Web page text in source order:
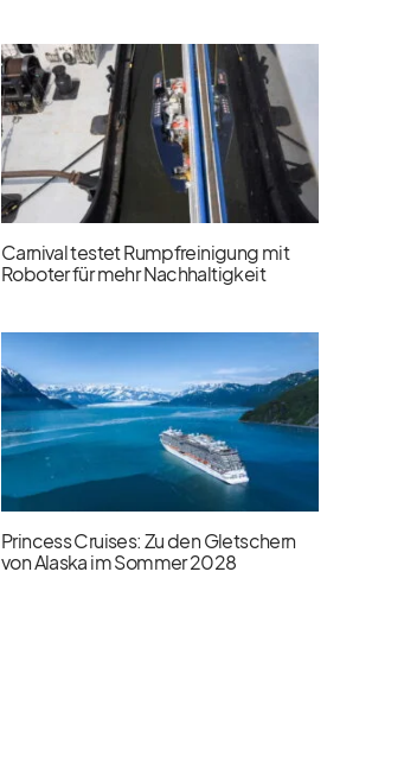
Carnival testet Rumpfreinigung mit
Roboter für mehr Nachhaltigkeit
Princess Cruises: Zu den Gletschern
von Alaska im Sommer 2028